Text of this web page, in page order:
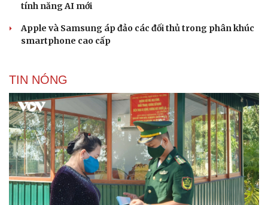
tính năng AI mới
Apple và Samsung áp đảo các đối thủ trong phân khúc
smartphone cao cấp
TIN NÓNG